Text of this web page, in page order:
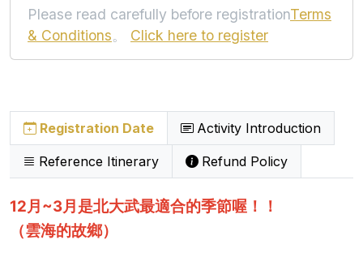
Please read carefully before registrationTerms
& Conditions。 Click here to register
Registration Date Activity Introduction
Reference Itinerary Refund Policy
12月~3月是北大武最適合的季節喔！！
（雲海的故鄉）